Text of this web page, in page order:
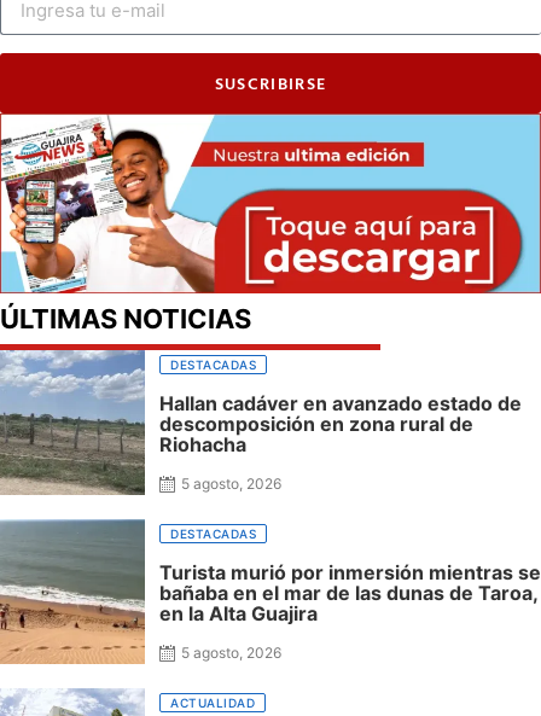
SUSCRIBIRSE
ÚLTIMAS NOTICIAS
DESTACADAS
Hallan cadáver en avanzado estado de
descomposición en zona rural de
Riohacha
5 agosto, 2026
DESTACADAS
Turista murió por inmersión mientras se
bañaba en el mar de las dunas de Taroa,
en la Alta Guajira
5 agosto, 2026
ACTUALIDAD